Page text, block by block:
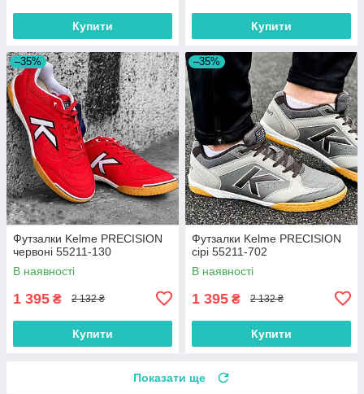
Купити Купити
–35%
Футзалки Kelme PRECISION
червоні 55211-130
В наявності
1 395 ₴ 2 132 ₴
Купити
–35%
Футзалки Kelme PRECISION
сірі 55211-702
В наявності
1 395 ₴ 2 132 ₴
Купити
Показати ще